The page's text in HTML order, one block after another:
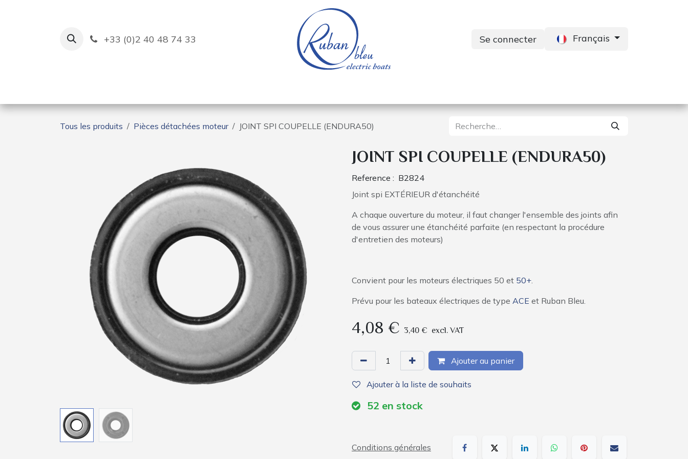
+33 (0)2 40 48 74 33 Se connecter Français
Tous les produits Pièces détachées moteur JOINT SPI COUPELLE (ENDURA50)
JOINT SPI COUPELLE (ENDURA50)
Reference : B2824
Joint spi EXTÉRIEUR d'étanchéité
A chaque ouverture du moteur, il faut changer l'ensemble des joints afin
de vous assurer une étanchéité parfaite (en respectant la procédure
d'entretien des moteurs)
Convient pour les moteurs électriques 50 et 50+.
Prévu pour les bateaux électriques de type ACE et Ruban Bleu.
4,08 € 3,40 € excl. VAT
Ajouter au panier
Ajouter à la liste de souhaits
52 en stock
Conditions générales